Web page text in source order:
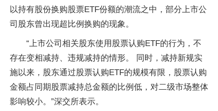
以持有股份换购股票ETF份额的潮流之中，部分上市公
司股东曾出现超比例换购的现象。
“上市公司相关股东使用股票认购ETF的行为，不
存在变相减持、违规减持的情形。 同时，减持新规实
施以来，股东通过股票认购ETF的规模有限，股票认购
金额占同期股票减持总金额的比例低，对二级市场整体
影响较小。”深交所表示。